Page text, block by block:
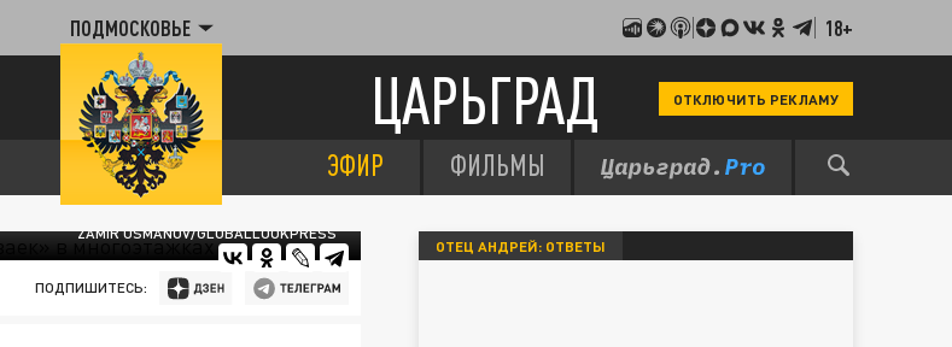
ПОДМОСКОВЬЕ 18+
ЦАРЬГРАД ОТКЛЮЧИТЬ РЕКЛАМУ
ЭФИР ФИЛЬМЫ
ZAMIR USMANOV/GLOBALLOOKPRESS
ПОДПИШИТЕСЬ:
ОТЕЦ АНДРЕЙ: ОТВЕТЫ